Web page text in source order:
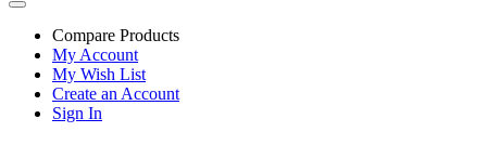
Compare Products
My Account
My Wish List
Create an Account
Sign In